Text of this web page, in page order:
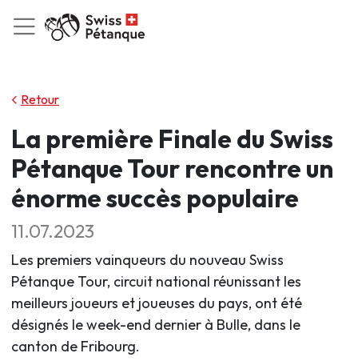
Retour
La première Finale du Swiss
Pétanque Tour rencontre un
énorme succès populaire
11.07.2023
Les premiers vainqueurs du nouveau Swiss
Pétanque Tour, circuit national réunissant les
meilleurs joueurs et joueuses du pays, ont été
désignés le week-end dernier à Bulle, dans le
canton de Fribourg.